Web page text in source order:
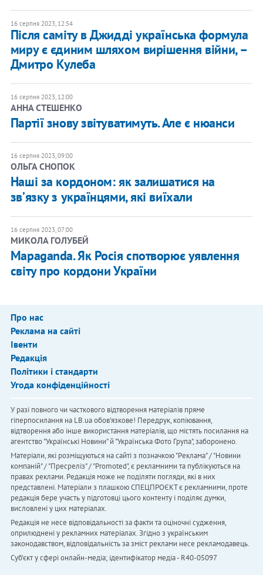
16 серпня 2023, 12:54
Після саміту в Джидді українська формула
миру є єдиним шляхом вирішення війни, –
Дмитро Кулеба
16 серпня 2023, 12:00
АННА СТЕШЕНКО
Партії знову звітуватимуть. Але є нюанси
16 серпня 2023, 09:00
ОЛЬГА СНОПОК
Наші за кордоном: як залишатися на
звʼязку з українцями, які виїхали
16 серпня 2023, 07:00
МИКОЛА ГОЛУБЕЙ
Mapaganda. Як Росія спотворює уявлення
світу про кордони України
Про нас
Реклама на сайті
Івенти
Редакція
Політики і стандарти
Угода конфіденційності
У разі повного чи часткового відтворення матеріалів пряме
гіперпосилання на LB.ua обов'язкове! Передрук, копіювання,
відтворення або інше використання матеріалів, що містять посилання на
агентство "Українськi Новини" й "Українська Фото Група", заборонено.
Матеріали, які розміщуються на сайті з позначкою "Реклама" / "Новини
компаній" / "Пресреліз" / "Promoted", є рекламними та публікуються на
правах реклами. Редакція може не поділяти погляди, які в них
представлені. Матеріали з плашкою СПЕЦПРОЄКТ є рекламними, проте
редакція бере участь у підготовці цього контенту і поділяє думки,
висловлені у цих матеріалах.
Редакція не несе відповідальності за факти та оціночні судження,
оприлюднені у рекламних матеріалах. Згідно з українським
законодавством, відповідальність за зміст реклами несе рекламодавець.
Cуб'єкт у сфері онлайн-медіа; ідентифікатор медіа - R40-05097